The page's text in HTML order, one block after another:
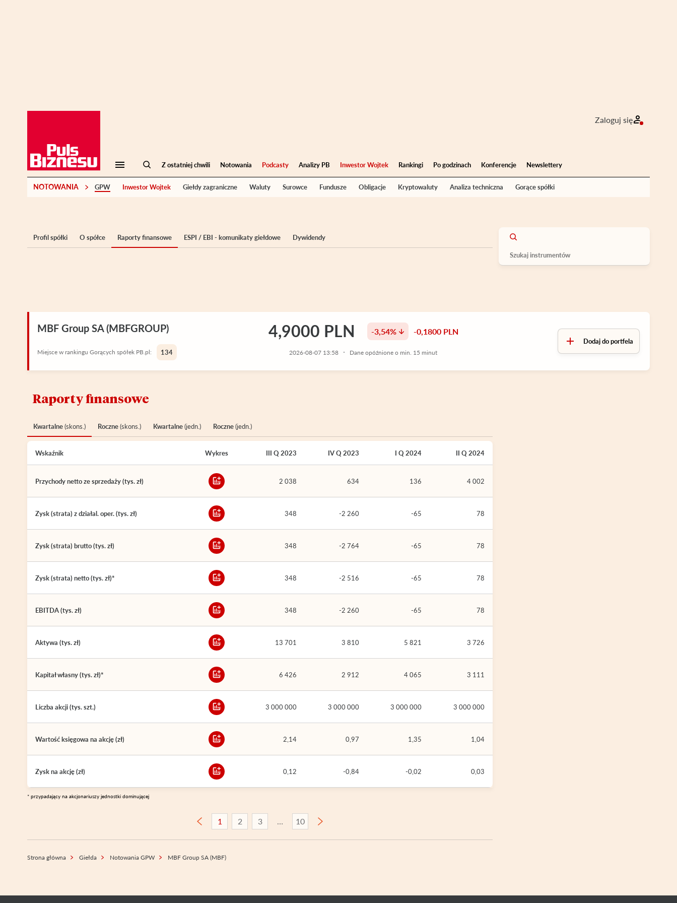
Zaloguj się
Z ostatniej chwili Notowania Podcasty Analizy PB Inwestor Wojtek Rankingi Po godzinach Konferencje Newslettery
NOTOWANIA GPW Inwestor Wojtek Giełdy zagraniczne Waluty Surowce Fundusze Obligacje Kryptowaluty Analiza techniczna Gorące spółki
Profil spółki O spółce Raporty finansowe ESPI / EBI - komunikaty giełdowe Dywidendy
MBF Group SA (MBFGROUP) 4,9000 PLN -3,54% -0,1800 PLN
2026-08-07 13:58 Dane opóźnione o min. 15 minut
Dodaj do portfela
Miejsce w rankingu Gorących spółek PB.pl: 134
Raporty finansowe
Kwartalne(skons.) Roczne(skons.) Kwartalne(jedn.) Roczne(jedn.)
Wskaźnik Wykres III Q 2023 IV Q 2023 I Q 2024 II Q 2024
Przychody netto ze sprzedaży (tys. zł) 2 038 634 136 4 002
Zysk (strata) z działal. oper. (tys. zł) 348 -2 260 -65 78
Zysk (strata) brutto (tys. zł) 348 -2 764 -65 78
Zysk (strata) netto (tys. zł)* 348 -2 516 -65 78
EBITDA (tys. zł) 348 -2 260 -65 78
Aktywa (tys. zł) 13 701 3 810 5 821 3 726
Kapitał własny (tys. zł)* 6 426 2 912 4 065 3 111
Liczba akcji (tys. szt.) 3 000 000 3 000 000 3 000 000 3 000 000
Wartość księgowa na akcję (zł) 2,14 0,97 1,35 1,04
Zysk na akcję (zł) 0,12 -0,84 -0,02 0,03
* przypadający na akcjonariuszy jednostki dominującej
1 2 3 10
Strona główna Giełda Notowania GPW MBF Group SA (MBF)